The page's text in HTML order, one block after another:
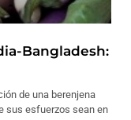
Bangladesh:
de una berenjena
sus esfuerzos sean en